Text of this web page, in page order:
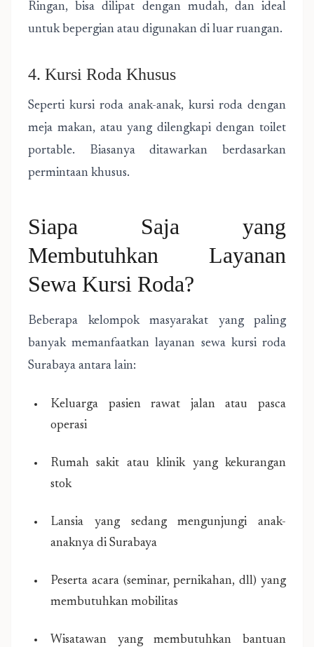
Ringan, bisa dilipat dengan mudah, dan ideal
untuk bepergian atau digunakan di luar ruangan.
4. Kursi Roda Khusus
Seperti kursi roda anak-anak, kursi roda dengan
meja makan, atau yang dilengkapi dengan toilet
portable. Biasanya ditawarkan berdasarkan
permintaan khusus.
Siapa Saja yang
Membutuhkan Layanan
Sewa Kursi Roda?
Beberapa kelompok masyarakat yang paling
banyak memanfaatkan layanan sewa kursi roda
Surabaya antara lain:
Keluarga pasien rawat jalan atau pasca
operasi
Rumah sakit atau klinik yang kekurangan
stok
Lansia yang sedang mengunjungi anak-
anaknya di Surabaya
Peserta acara (seminar, pernikahan, dll) yang
membutuhkan mobilitas
Wisatawan yang membutuhkan bantuan